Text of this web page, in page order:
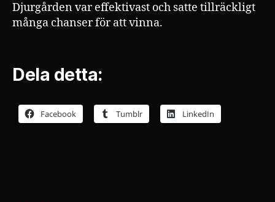
Djurgården var effektivast och satte tillräckligt
många chanser för att vinna.
Dela detta:
Facebook Tumblr LinkedIn